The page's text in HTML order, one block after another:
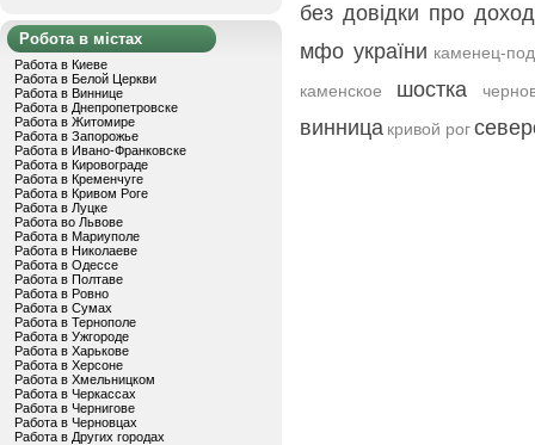
Робота в містах
Работа в Киеве
Работа в Белой Церкви
Работа в Виннице
Работа в Днепропетровске
Работа в Житомире
Работа в Запорожье
Работа в Ивано-Франковске
Работа в Кировограде
Работа в Кременчуге
Работа в Кривом Роге
Работа в Луцке
Работа во Львове
Работа в Мариуполе
Работа в Николаеве
Работа в Одессе
Работа в Полтаве
Работа в Ровно
Работа в Сумах
Работа в Тернополе
Работа в Ужгороде
Работа в Харькове
Работа в Херсоне
Работа в Хмельницком
Работа в Черкассах
Работа в Чернигове
Работа в Черновцах
Работа в Других городах
без довідки про
мфо україни каменец-
каменское
шостка
винница кривой рог